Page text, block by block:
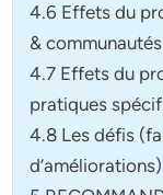
4.6 Effets du
&
4.7 Effets du
pratiques
4.8 Les défis
d’améliorations)